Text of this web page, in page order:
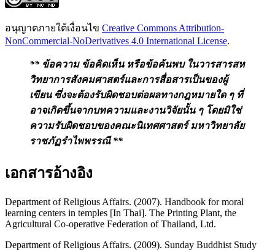
อนุญาตภายใต้เงื่อนไข Creative Commons Attribution-
NonCommercial-NoDerivatives 4.0 International License.
** ข้อความ ข้อคิดเห็น หรือข้อค้นพบ ในวารสารสห
วิทยาการสังคมศาสตร์และการสื่อสารเป็นของผู้
เขียน ซึ่งจะต้องรับผิดชอบต่อผลทางกฎหมายใด ๆ ที่
อาจเกิดขึ้นจากบทความและงานวิจัยนั้น ๆ โดยมิใช่
ความรับผิดชอบของคณะนิเทศศาสตร์ มหาวิทยาลัย
ราชภัฏรำไพพรรณี **
เอกสารอ้างอิง
Department of Religious Affairs. (2007). Handbook for moral
learning centers in temples [In Thai]. The Printing Plant, the
Agricultural Co-operative Federation of Thailand, Ltd.
Department of Religious Affairs. (2009). Sunday Buddhist Study